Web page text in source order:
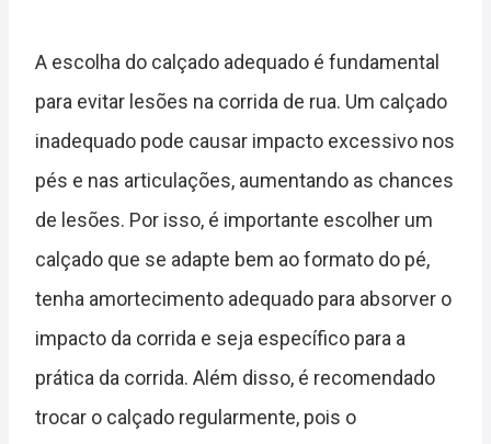
A escolha do calçado adequado é fundamental
para evitar lesões na corrida de rua. Um calçado
inadequado pode causar impacto excessivo nos
pés e nas articulações, aumentando as chances
de lesões. Por isso, é importante escolher um
calçado que se adapte bem ao formato do pé,
tenha amortecimento adequado para absorver o
impacto da corrida e seja específico para a
prática da corrida. Além disso, é recomendado
trocar o calçado regularmente, pois o